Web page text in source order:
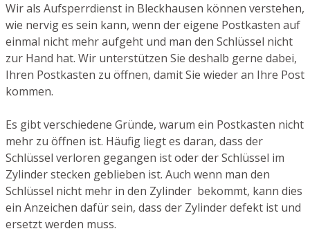
Wir als Aufsperrdienst in Bleckhausen können verstehen,
wie nervig es sein kann, wenn der eigene Postkasten auf
einmal nicht mehr aufgeht und man den Schlüssel nicht
zur Hand hat. Wir unterstützen Sie deshalb gerne dabei,
Ihren Postkasten zu öffnen, damit Sie wieder an Ihre Post
kommen.
Es gibt verschiedene Gründe, warum ein Postkasten nicht
mehr zu öffnen ist. Häufig liegt es daran, dass der
Schlüssel verloren gegangen ist oder der Schlüssel im
Zylinder stecken geblieben ist. Auch wenn man den
Schlüssel nicht mehr in den Zylinder bekommt, kann dies
ein Anzeichen dafür sein, dass der Zylinder defekt ist und
ersetzt werden muss.